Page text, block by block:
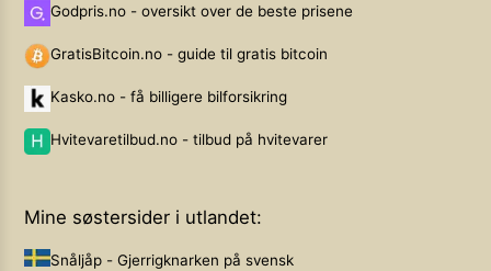
Godpris.no - oversikt over de beste prisene
GratisBitcoin.no - guide til gratis bitcoin
Kasko.no - få billigere bilforsikring
Hvitevaretilbud.no - tilbud på hvitevarer
Mine søstersider i utlandet:
Snåljåp - Gjerrigknarken på svensk